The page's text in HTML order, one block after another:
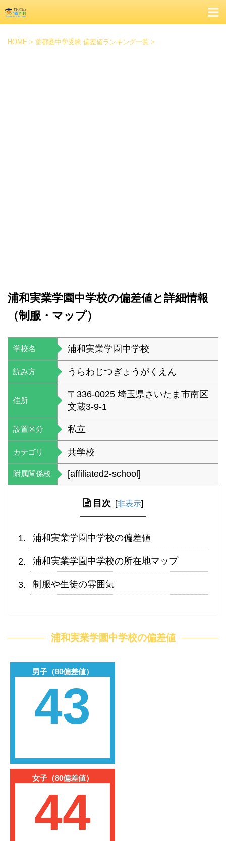
HOME > 首都圏中学受験 偏差値ランキング一覧 >
浦和実業学園中学校の偏差値と詳細情報
（制服・マップ）
学校名 浦和実業学園中学校
読み方 うらわじつぎょうがくえん
住所
〒336-0025 埼玉県さいたま市南区
文蔵3-9-1
設置区分 私立
カテゴリ 共学校
附属関係校 [affiliated2-school]
目次 [非表示]
浦和実業学園中学校の偏差値
浦和実業学園中学校の所在地マップ
制服や生徒の雰囲気
浦和実業学園中学校の偏差値
男子（80偏差値）
43
女子（80偏差値）
44